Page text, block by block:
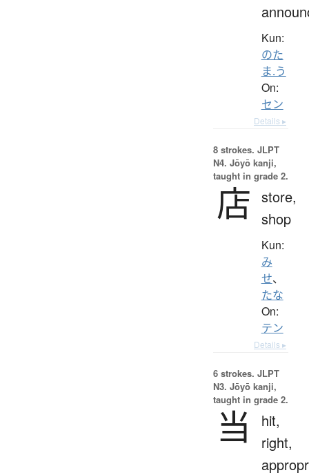
Kun:
のた
ま.う
On:
セン
Details ▸
8 strokes. JLPT
N4. Jōyō kanji,
taught in grade 2.
店 store,
shop
Kun:
み
せ、
たな
On:
テン
Details ▸
6 strokes. JLPT
N3. Jōyō kanji,
taught in grade 2.
当
hit,
right,